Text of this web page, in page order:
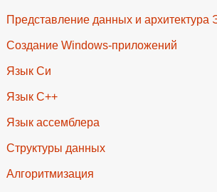
Представление данных и архитектура
Создание Windows-приложений
Язык Си
Язык C++
Язык ассемблера
Структуры данных
Алгоритмизация